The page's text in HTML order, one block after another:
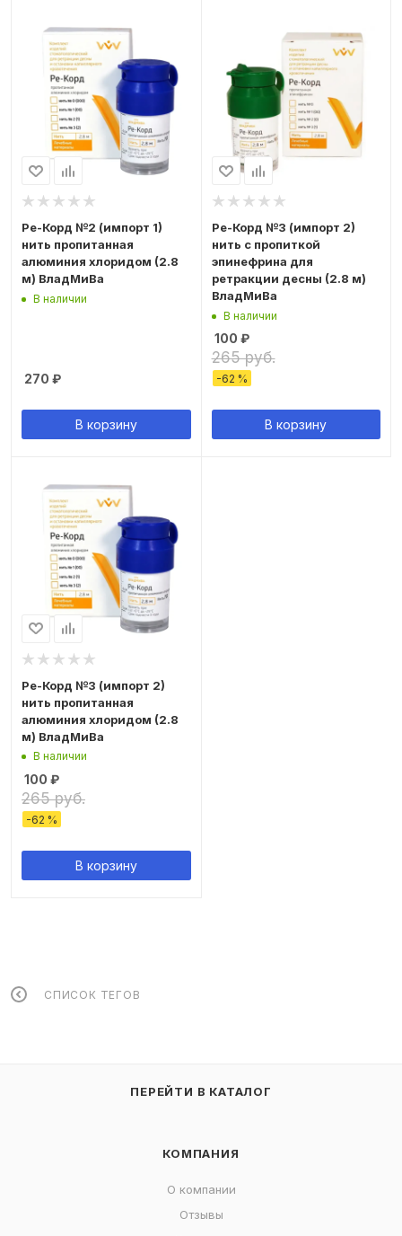
Ре-Корд №2 (импорт 1)
нить пропитанная
алюминия хлоридом (2.8
м) ВладМиВа
В наличии
270 ₽
В корзину
Ре-Корд №3 (импорт 2)
нить с пропиткой
эпинефрина для
ретракции десны (2.8 м)
ВладМиВа
В наличии
100 ₽
265 руб.
-62 %
В корзину
Ре-Корд №3 (импорт 2)
нить пропитанная
алюминия хлоридом (2.8
м) ВладМиВа
В наличии
100 ₽
265 руб.
-62 %
В корзину
СПИСОК ТЕГОВ
ПЕРЕЙТИ В КАТАЛОГ
КОМПАНИЯ
О компании
Отзывы